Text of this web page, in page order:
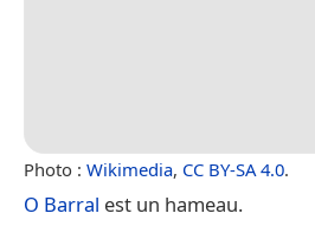
Photo : Wikimedia, CC BY-SA 4.0.
O Barral est un hameau.